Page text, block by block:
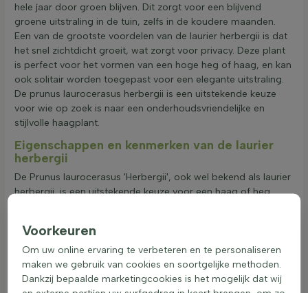
hele jaar door groen blijven. Dit zorgt voor een blijvend
groene uitstraling in de tuin, zelfs in de koudere maanden.
Een van de grootste voordelen van de laurier herbergii is dat
het snel zichtdicht groeit, wat zorgt voor privacy. Deze plant
is perfect voor het vormen van een hoge heg of haag, en kan
ook solitair worden toegepast voor een elegante uitstraling.
De prunus laurocerasus herbergii is een uitstekende keuze
voor wie op zoek is naar een onderhoudsvriendelijke en
stijlvolle haagplant.
Eigenschappen en kenmerken van de laurier
herbergii
De Prunus laurocerasus 'Herbergii', ook wel bekend als laurier
herbergii, is een uitstekende keuze voor een haag of heg.
donkergroen en glanzend, wat zorgt voor een aantrekkelijke
uitstraling in de tuin. De laurier herbergii kan goed groeien op
verschillende standplaatsen, zoals schaduw, halfschaduw en
zon, waardoor hij veelzijdig inzetbaar is. Met een
Voorkeuren
Om uw online ervaring te verbeteren en te personaliseren
maken we gebruik van cookies en soortgelijke methoden.
Dankzij bepaalde marketingcookies is het mogelijk dat wij